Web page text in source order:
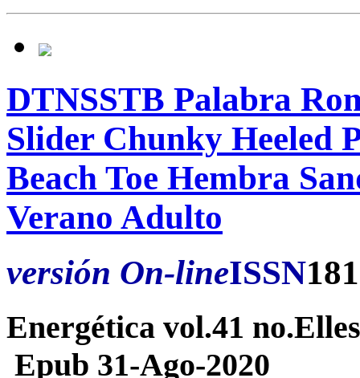
DTNSSTB Palabra
Slider Chunky Heeled
Beach Toe Hembra
Verano Adulto
versión On-lineISSN
Energética vol.41
Epub 31-Ago-2020